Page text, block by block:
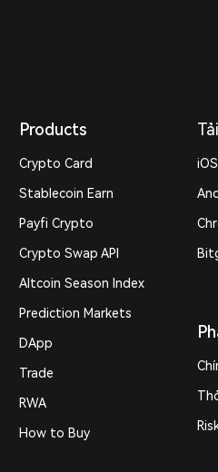
Products
Crypto Card
Stablecoin Earn
Payfi Crypto
Crypto Swap API
Altcoin Season Index
Prediction Markets
DApp
Trade
RWA
How to Buy
iOS